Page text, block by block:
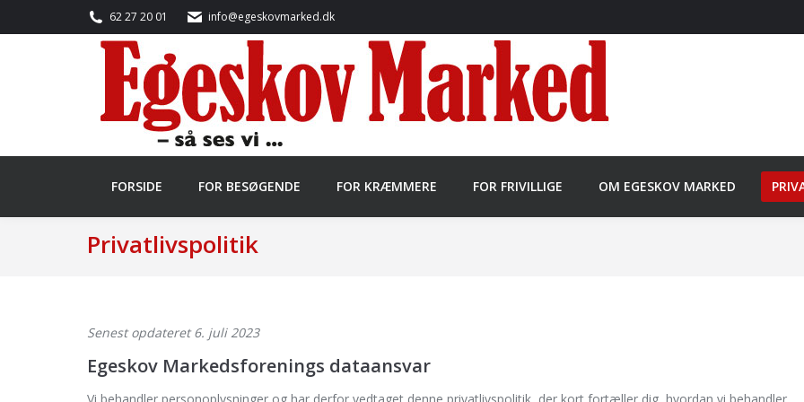
62 27 20 01 info@egeskovmarked.dk
FORSIDE FOR BESØGENDE FOR KRÆMMERE FOR FRIVILLIGE OM EGESKOV MARKED
Privatlivspolitik
Senest opdateret 6. juli 2023
Egeskov Markedsforenings dataansvar